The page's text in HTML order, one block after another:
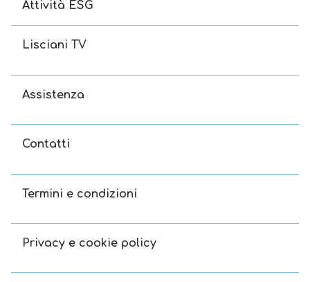
Attività ESG
Lisciani TV
Assistenza
Contatti
Termini e condizioni
Privacy e cookie policy